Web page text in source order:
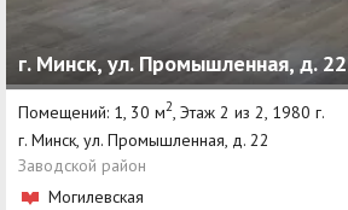
Новости
Агентства
Ремонт квартир
Грузовое такси
г. Минск, ул. Промышленная, д. 22
Помещений: 1, 30 м2 , Этаж 2 из 2, 1980 г.
г. Минск, ул. Промышленная, д. 22
Заводской район
Могилевская